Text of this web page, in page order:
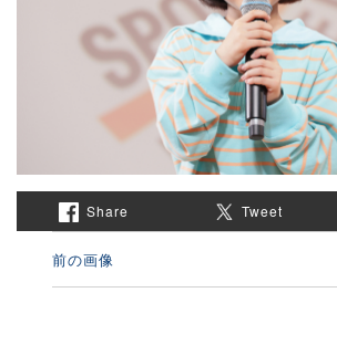
Share Tweet
前の画像